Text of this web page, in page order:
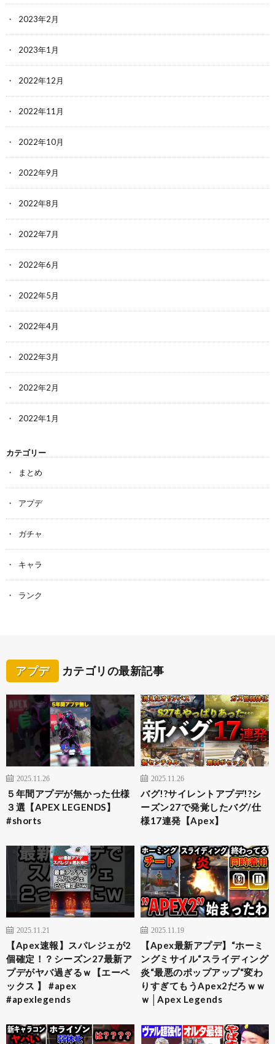
2023年2月
2023年1月
2022年12月
2022年11月
2022年10月
2022年9月
2022年8月
2022年7月
2022年6月
2022年5月
2022年4月
2022年3月
2022年2月
2022年1月
カテゴリー
まとめ
アプデ
ガチャ
キャラ
ランク
アプデ カテゴリの最新記事
2025.11.26
５年間アプデが無かった仕様
３選【APEX LEGENDS】
#shorts
2025.11.26
バグ!?サイレントアプデ!?シ
ーズン27で発覚したバグ/仕
様17連発【Apex】
2025.11.21
【Apex速報】スパレジェが2
個確定！？シーズン27最新ア
プデがヤバ過ぎるｗ【エーペ
ックス 】 #apex
#apexlegends
2025.11.19
【Apex最新アプデ】“ホーミ
ングミサイル“スライディング
炎“最悪のポップアップ“変わ
りすぎてもうApex2だろｗｗ
ｗ│Apex Legends